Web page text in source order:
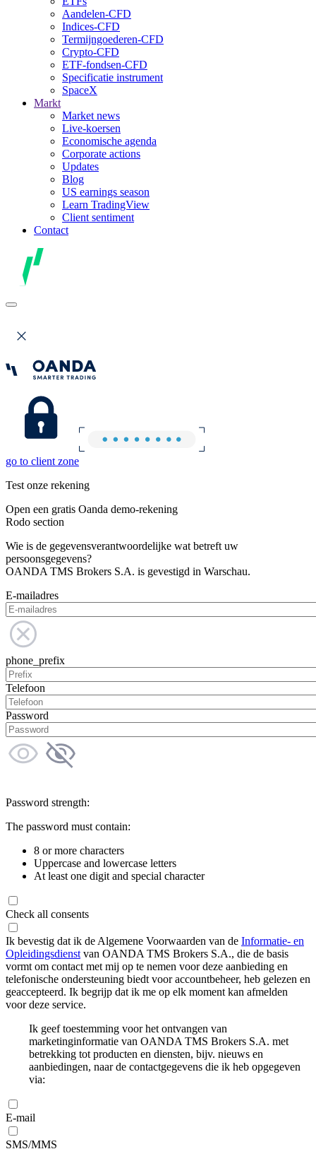
Aandelen-CFD
Indices-CFD
Termijngoederen-CFD
Crypto-CFD
ETF-fondsen-CFD
Specificatie instrument
SpaceX
Markt
Market news
Live-koersen
Economische agenda
Corporate actions
Updates
Blog
US earnings season
Learn TradingView
Client sentiment
Contact
go to client zone
Test onze rekening
Open een gratis Oanda demo-rekening
Rodo section
Wie is de gegevensverantwoordelijke wat betreft uw
persoonsgegevens?
OANDA TMS Brokers S.A. is gevestigd in Warschau.
E-mailadres
phone_prefix
Telefoon
Password
Password strength:
The password must contain:
8 or more characters
Uppercase and lowercase letters
At least one digit and special character
Check all consents
Ik bevestig dat ik de Algemene Voorwaarden van de Informatie- en
Opleidingsdienst van OANDA TMS Brokers S.A., die de basis
vormt om contact met mij op te nemen voor deze aanbieding en
telefonische ondersteuning biedt voor accountbeheer, heb gelezen en
geaccepteerd. Ik begrijp dat ik me op elk moment kan afmelden
voor deze service.
Ik geef toestemming voor het ontvangen van
marketinginformatie van OANDA TMS Brokers S.A. met
betrekking tot producten en diensten, bijv. nieuws en
aanbiedingen, naar de contactgegevens die ik heb opgegeven
via:
E-mail
SMS/MMS